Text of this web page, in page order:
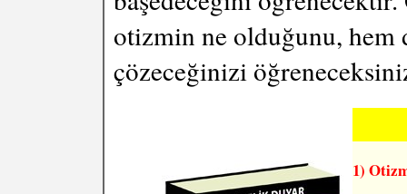
otizmin ne olduğunu,
çözeceğinizi
1)